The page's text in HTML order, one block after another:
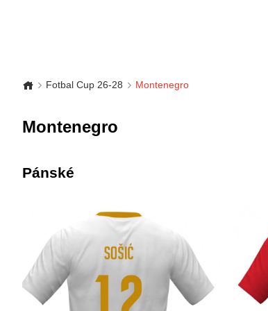
Fotbal Cup 26-28 Montenegro
Montenegro
Pánské